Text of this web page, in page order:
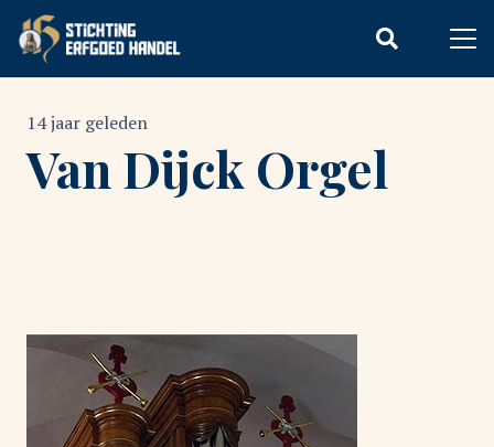
14 jaar geleden
Van Dijck Orgel